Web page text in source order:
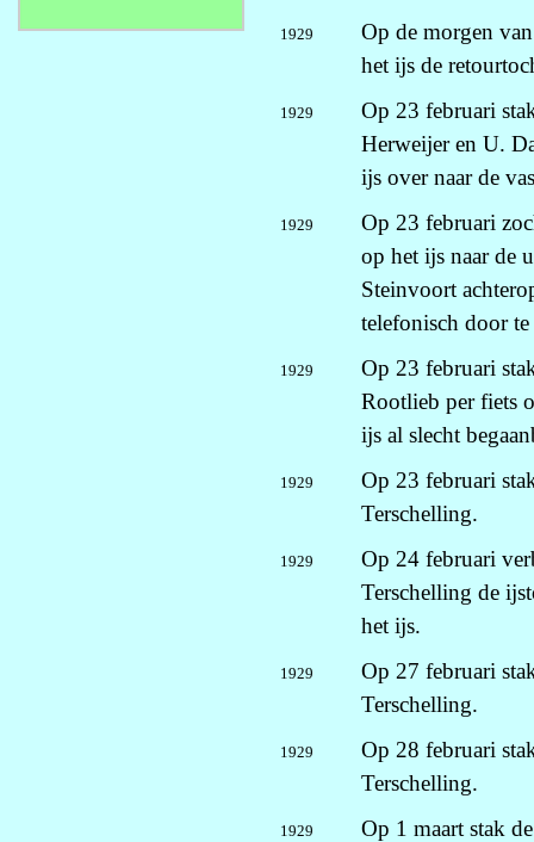
1929
Op de morgen
het ijs de
1929
Op 23 februari
Herweijer en U.
ijs over naar de
1929
Op 23 februari
op het ijs naar de
Steinvoort
telefonisch door
1929
Op 23 februari
Rootlieb per fiets
ijs al slecht
1929
Op 23 februari
Terschelling.
1929
Op 24 februari
Terschelling de
het ijs.
1929
Op 27 februari
Terschelling.
1929
Op 28 februari
Terschelling.
1929
Op 1 maart stak